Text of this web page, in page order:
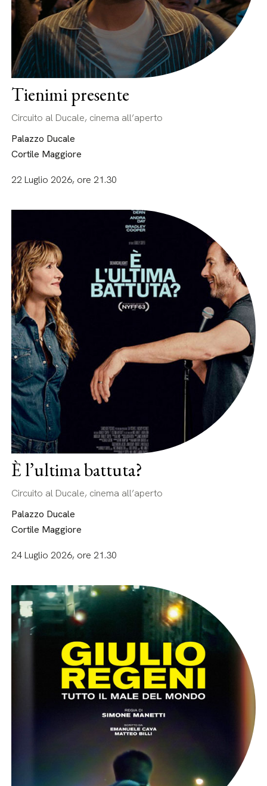
Tienimi presente
Circuito al Ducale, cinema all’aperto
Palazzo Ducale
Cortile Maggiore
22 Luglio 2026, ore 21.30
È l’ultima battuta?
Circuito al Ducale, cinema all’aperto
Palazzo Ducale
Cortile Maggiore
24 Luglio 2026, ore 21.30